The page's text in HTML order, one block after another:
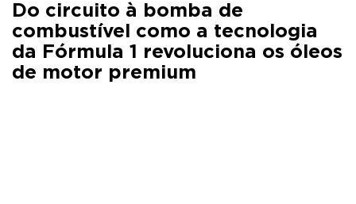
Do circuito à bomba de
combustível como a tecnologia
da Fórmula 1 revoluciona os óleos
de motor premium